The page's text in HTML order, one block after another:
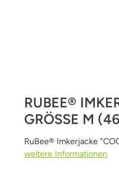
RUBEE®
GRÖSSE M
RuBee® Imkerjacke
weitere Informationen